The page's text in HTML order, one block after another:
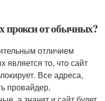
прокси от обычных?
отличием
является то, что сайт
Все адреса,
провайдер,